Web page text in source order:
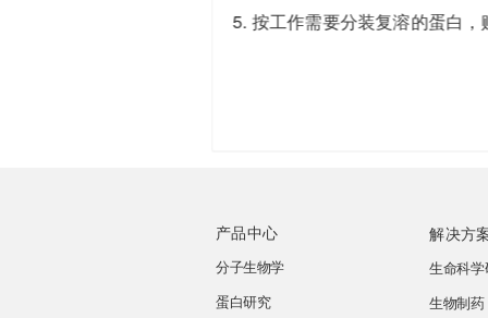
5. 按工作需要分装复溶的蛋白
产品中心
分子生物学
蛋白研究
解决方
生命科学
生物制药